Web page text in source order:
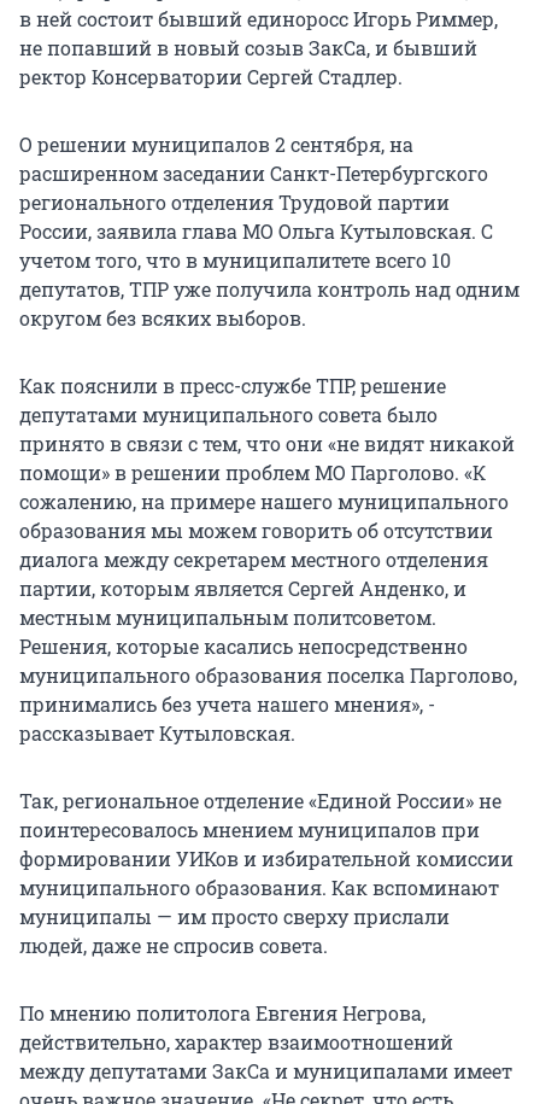
в ней состоит бывший единоросс Игорь Риммер,
не попавший в новый созыв ЗакСа, и бывший
ректор Консерватории Сергей Стадлер.
О решении муниципалов 2 сентября, на
расширенном заседании Санкт-Петербургского
регионального отделения Трудовой партии
России, заявила глава МО Ольга Кутыловская. С
учетом того, что в муниципалитете всего 10
депутатов, ТПР уже получила контроль над одним
округом без всяких выборов.
Как пояснили в пресс-службе ТПР, решение
депутатами муниципального совета было
принято в связи с тем, что они «не видят никакой
помощи» в решении проблем МО Парголово. «К
сожалению, на примере нашего муниципального
образования мы можем говорить об отсутствии
диалога между секретарем местного отделения
партии, которым является Сергей Анденко, и
местным муниципальным политсоветом.
Решения, которые касались непосредственно
муниципального образования поселка Парголово,
принимались без учета нашего мнения», -
рассказывает Кутыловская.
Так, региональное отделение «Единой России» не
поинтересовалось мнением муниципалов при
формировании УИКов и избирательной комиссии
муниципального образования. Как вспоминают
муниципалы — им просто сверху прислали
людей, даже не спросив совета.
По мнению политолога Евгения Негрова,
действительно, характер взаимоотношений
между депутатами ЗакСа и муниципалами имеет